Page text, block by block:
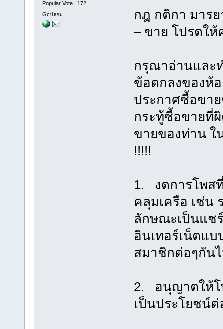
Popular Vote : 172
Gcปลอม
กฎ กติกา มาร
– ขาย โปรดใ
กรุณาอ่านและ
ข้อตกลงของห้
ประกาศซื้อขา
กระทู้ซื้อขายที่
ขายของท่าน ใ
!!!!!
1. งดการโพส
คลุมเครือ เช่น
ลักษณะเป็นแช
อินเทอร์เน็ตแ
สมาชิกต่อๆกัน
2. อนุญาตให้โ
เป็นประโยชน์